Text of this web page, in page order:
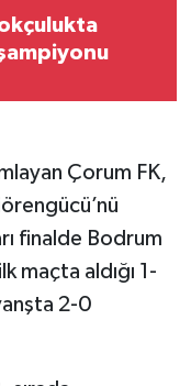
Çorum FK,
finalde Bodrum
maçta aldığı 1-
2-0